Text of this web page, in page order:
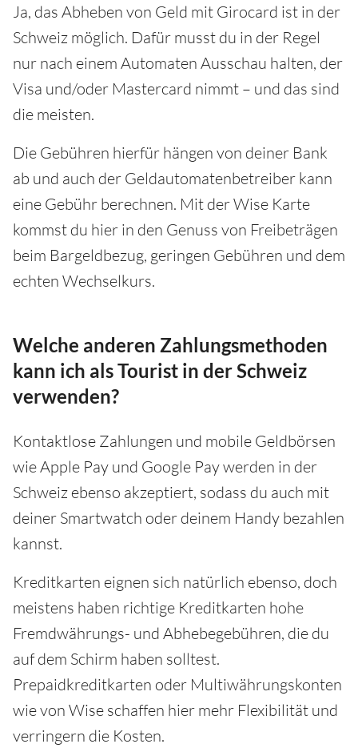
Ja, das Abheben von Geld mit Girocard ist in der
Schweiz möglich. Dafür musst du in der Regel
nur nach einem Automaten Ausschau halten, der
Visa und/oder Mastercard nimmt – und das sind
die meisten.
Die Gebühren hierfür hängen von deiner Bank
ab und auch der Geldautomatenbetreiber kann
eine Gebühr berechnen. Mit der Wise Karte
kommst du hier in den Genuss von Freibeträgen
beim Bargeldbezug, geringen Gebühren und dem
echten Wechselkurs.
Welche anderen Zahlungsmethoden
kann ich als Tourist in der Schweiz
verwenden?
Kontaktlose Zahlungen und mobile Geldbörsen
wie Apple Pay und Google Pay werden in der
Schweiz ebenso akzeptiert, sodass du auch mit
deiner Smartwatch oder deinem Handy bezahlen
kannst.
Kreditkarten eignen sich natürlich ebenso, doch
meistens haben richtige Kreditkarten hohe
Fremdwährungs- und Abhebegebühren, die du
auf dem Schirm haben solltest.
Prepaidkreditkarten oder Multiwährungskonten
wie von Wise schaffen hier mehr Flexibilität und
verringern die Kosten.